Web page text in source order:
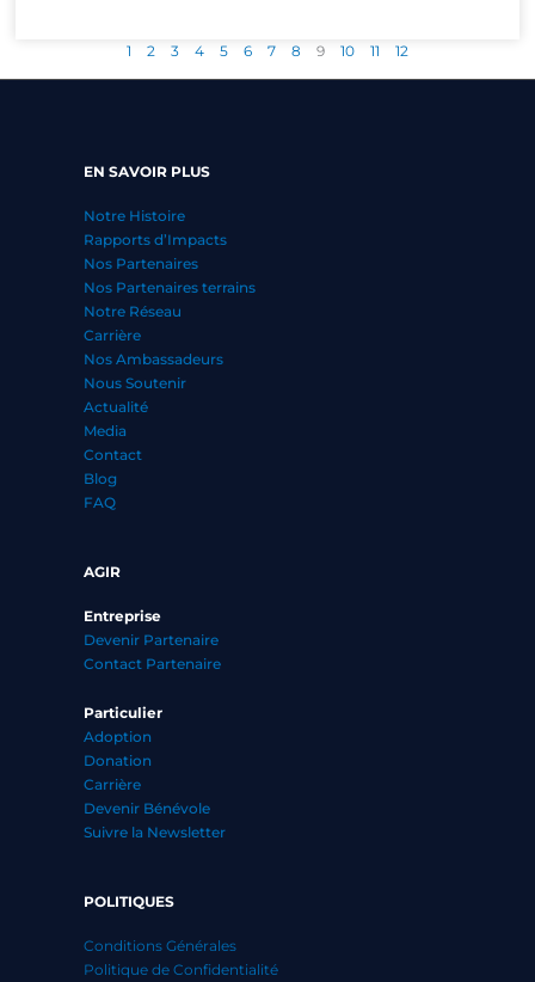
1 2 3 4 5 6 7 8 9 10 11 12
EN SAVOIR PLUS
Notre Histoire
Rapports d’Impacts
Nos Partenaires
Nos Partenaires terrains
Notre Réseau
Carrière
Nos Ambassadeurs
Nous Soutenir
Actualité
Media
Contact
Blog
FAQ
AGIR
Entreprise
Devenir Partenaire
Contact Partenaire
Particulier
Adoption
Donation
Carrière
Devenir Bénévole
Suivre la Newsletter
POLITIQUES
Conditions Générales
Politique de Confidentialité